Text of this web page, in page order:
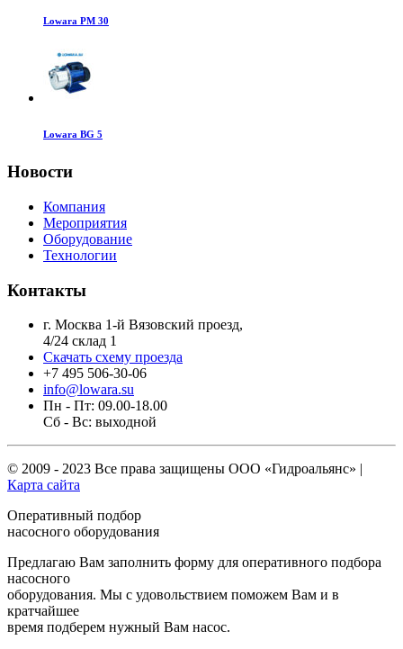
Lowara PM 30
Lowara BG 5
Новости
Компания
Мероприятия
Оборудование
Технологии
Контакты
г. Москва 1-й Вязовский проезд,
4/24 склад 1
Скачать схему проезда
+7 495 506-30-06
info@lowara.su
Пн - Пт: 09.00-18.00
Сб - Вс: выходной
© 2009 - 2023 Все права защищены ООО «Гидроальянс» |
Карта сайта
Оперативный подбор
насосного оборудования
Предлагаю Вам заполнить форму для оперативного подбора
насосного
оборудования. Мы с удовольствием поможем Вам и в
кратчайшее
время подберем нужный Вам насос.